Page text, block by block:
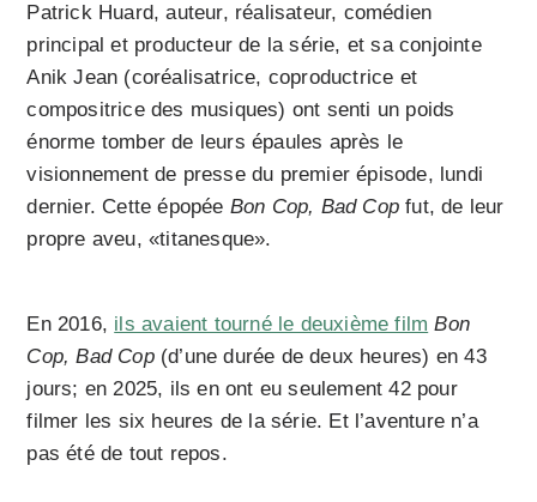
Patrick Huard, auteur, réalisateur, comédien
principal et producteur de la série, et sa conjointe
Anik Jean (coréalisatrice, coproductrice et
compositrice des musiques) ont senti un poids
énorme tomber de leurs épaules après le
visionnement de presse du premier épisode, lundi
dernier. Cette épopée Bon Cop, Bad Cop fut, de leur
propre aveu, «titanesque».
En 2016, ils avaient tourné le deuxième film Bon
Cop, Bad Cop(d’une durée de deux heures) en 43
jours; en 2025, ils en ont eu seulement 42 pour
filmer les six heures de la série. Et l’aventure n’a
pas été de tout repos.